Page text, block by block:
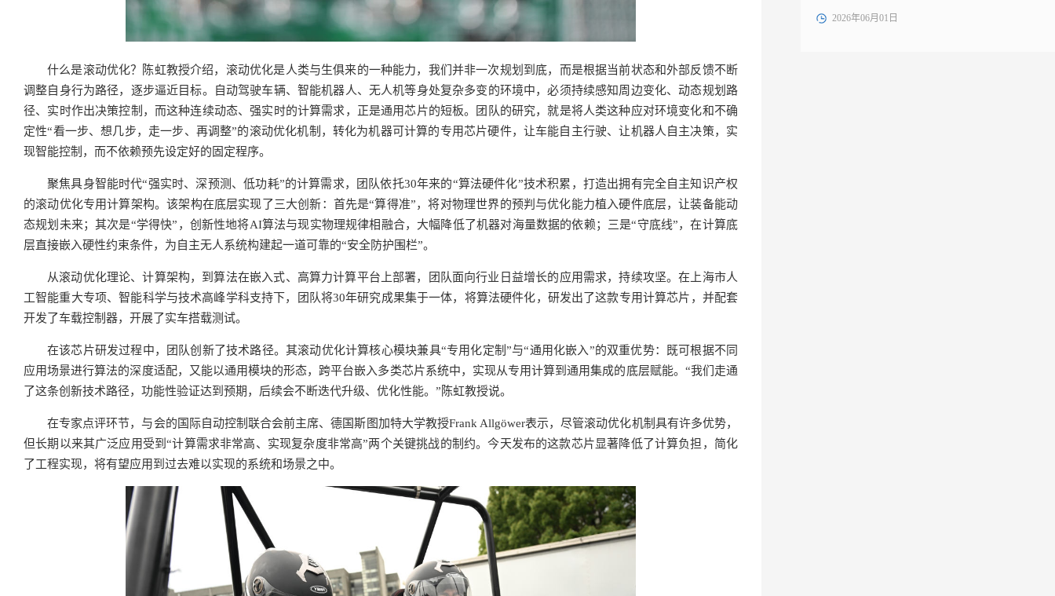
什么是滚动优化？陈虹教授介绍，滚动优化是人类与生俱来的一种能力，我们并非一次规划到底，而是根据当前状态和外部反馈不断
调整自身行为路径，逐步逼近目标。自动驾驶车辆、智能机器人、无人机等身处复杂多变的环境中，必须持续感知周边变化、动态规划路
径、实时作出决策控制，而这种连续动态、强实时的计算需求，正是通用芯片的短板。团队的研究，就是将人类这种应对环境变化和不确
定性“看一步、想几步，走一步、再调整”的滚动优化机制，转化为机器可计算的专用芯片硬件，让车能自主行驶、让机器人自主决策，实
现智能控制，而不依赖预先设定好的固定程序。
聚焦具身智能时代“强实时、深预测、低功耗”的计算需求，团队依托30年来的“算法硬件化”技术积累，打造出拥有完全自主知识产权
的滚动优化专用计算架构。该架构在底层实现了三大创新：首先是“算得准”，将对物理世界的预判与优化能力植入硬件底层，让装备能动
态规划未来；其次是“学得快”，创新性地将AI算法与现实物理规律相融合，大幅降低了机器对海量数据的依赖；三是“守底线”，在计算底
层直接嵌入硬性约束条件，为自主无人系统构建起一道可靠的“安全防护围栏”。
从滚动优化理论、计算架构，到算法在嵌入式、高算力计算平台上部署，团队面向行业日益增长的应用需求，持续攻坚。在上海市人
工智能重大专项、智能科学与技术高峰学科支持下，团队将30年研究成果集于一体，将算法硬件化，研发出了这款专用计算芯片，并配套
开发了车载控制器，开展了实车搭载测试。
在该芯片研发过程中，团队创新了技术路径。其滚动优化计算核心模块兼具“专用化定制”与“通用化嵌入”的双重优势：既可根据不同
应用场景进行算法的深度适配，又能以通用模块的形态，跨平台嵌入多类芯片系统中，实现从专用计算到通用集成的底层赋能。“我们走通
了这条创新技术路径，功能性验证达到预期，后续会不断迭代升级、优化性能。”陈虹教授说。
在专家点评环节，与会的国际自动控制联合会前主席、德国斯图加特大学教授Frank Allgöwer表示，尽管滚动优化机制具有许多优势，
但长期以来其广泛应用受到“计算需求非常高、实现复杂度非常高”两个关键挑战的制约。今天发布的这款芯片显著降低了计算负担，简化
了工程实现，将有望应用到过去难以实现的系统和场景之中。
2026年06月01日